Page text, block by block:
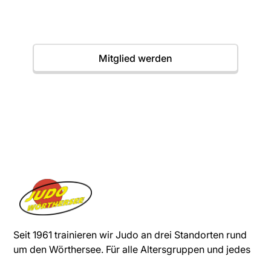
Mitglied werden
Seit 1961 trainieren wir Judo an drei Standorten rund
um den Wörthersee. Für alle Altersgruppen und jedes